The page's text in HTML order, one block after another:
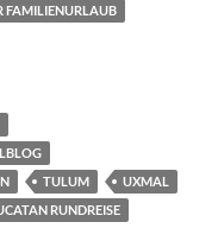
FAMILIENURLAUB
TULUM
UXMAL
RUNDREISE